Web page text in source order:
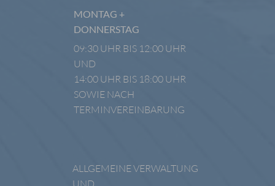
MONTAG +
DONNERSTAG
09:30 UHR BIS 12:00 UHR
UND
14:00 UHR BIS 18:00 UHR
SOWIE NACH
TERMINVEREINBARUNG
ALLGEMEINE VERWALTUNG